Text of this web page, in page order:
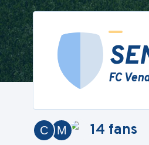
FC
M
C 14 fans